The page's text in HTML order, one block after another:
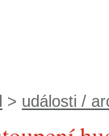
> události /